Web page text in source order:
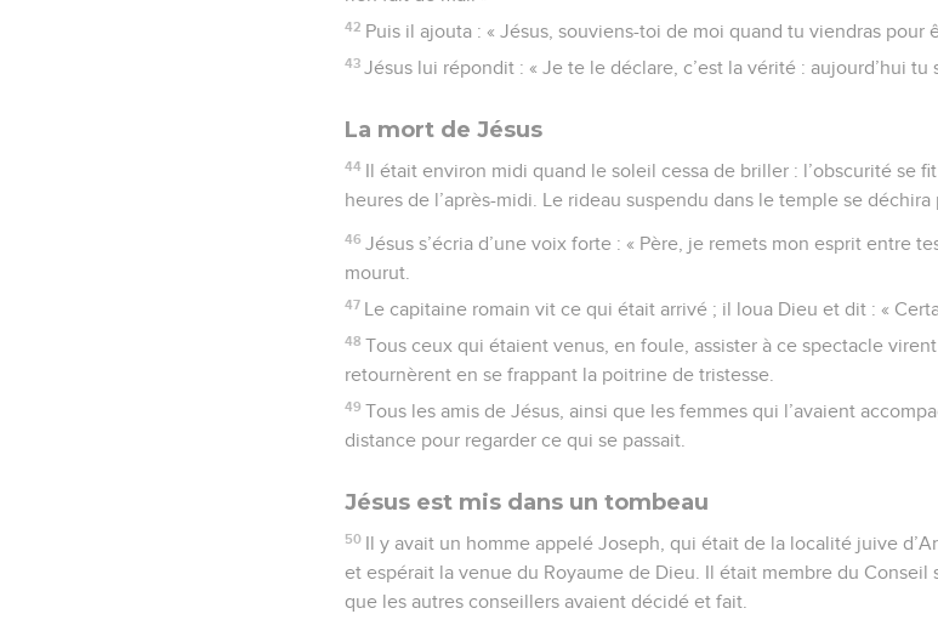
42 Puis il ajouta : « Jésus, souviens-toi de moi quand tu viendras pour
43 Jésus lui répondit : « Je te le déclare, c’est la vérité : aujourd’hui tu
La mort de Jésus
44 Il était environ midi quand le soleil cessa de briller : l’obscurité se
heures de l’après-midi. Le rideau suspendu dans le temple se déchira
46 Jésus s’écria d’une voix forte : « Père, je remets mon esprit entre
mourut.
47 Le capitaine romain vit ce qui était arrivé ; il loua Dieu et dit : «
48 Tous ceux qui étaient venus, en foule, assister à ce spectacle
retournèrent en se frappant la poitrine de tristesse.
49 Tous les amis de Jésus, ainsi que les femmes qui l’avaient
distance pour regarder ce qui se passait.
Jésus est mis dans un tombeau
50 Il y avait un homme appelé Joseph, qui était de la localité juive
et espérait la venue du Royaume de Dieu. Il était membre du Conseil
que les autres conseillers avaient décidé et fait.